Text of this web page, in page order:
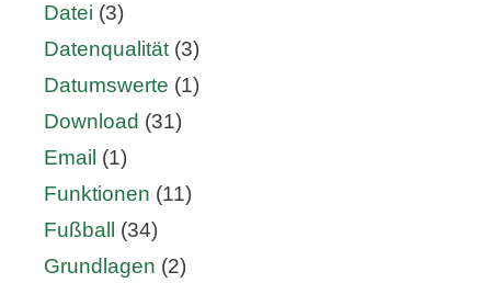
Datei (3)
Datenqualität (3)
Datumswerte (1)
Download (31)
Email (1)
Funktionen (11)
Fußball
(34)
Grundlagen (2)